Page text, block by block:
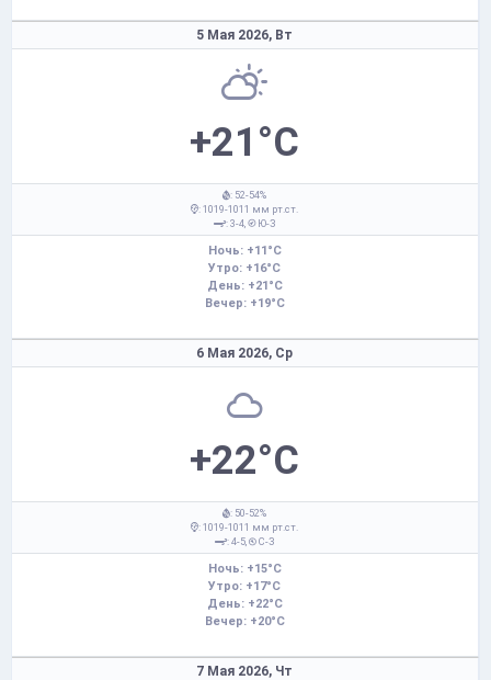
5 Мая 2026, Вт
+21°C
: 52-54%
: 1019-1011 мм рт.ст.
: 3-4,
Ю-З
Ночь: +11°C
Утро: +16°C
День: +21°C
Вечер: +19°C
6 Мая 2026, Ср
+22°C
: 50-52%
: 1019-1011 мм рт.ст.
: 4-5,
С-З
Ночь: +15°C
Утро: +17°C
День: +22°C
Вечер: +20°C
7 Мая 2026, Чт